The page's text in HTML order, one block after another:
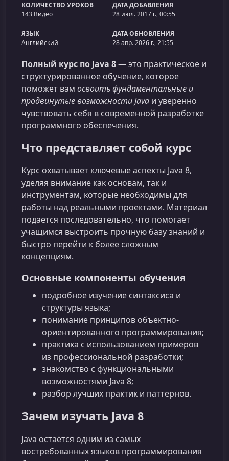
КОЛИЧЕСТВО УРОКОВ
143 Видео
ДАТА ДОБАВЛЕНИЯ
28 июл. 2017 г., 00:55
ЯЗЫК
Английский
ДАТА ОБНОВЛЕНИЯ
28 апр. 2026 г., 21:55
Полный курс по Java 8— это практическое и
структурированное обучение, которое
поможет вам освоить фундаментальные и
продвинутые возможности Java и уверенно
чувствовать себя в современной разработке
программного обеспечения.
Что представляет собой курс
Курс охватывает ключевые аспекты Java 8,
уделяя внимание как основам, так и
инструментам, которые необходимы для
работы над реальными проектами. Материал
подается последовательно, что помогает
учащимся выстроить прочную базу знаний и
быстро перейти к более сложным
концепциям.
Основные компоненты обучения
подробное изучение синтаксиса и
структуры языка;
понимание принципов объектно-
ориентированного программирования;
практика с использованием примеров
из профессиональной разработки;
знакомство с функциональными
возможностями Java 8;
разбор лучших практик и паттернов.
Зачем изучать Java 8
Java остаётся одним из самых
востребованных языков программирования